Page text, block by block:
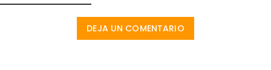
DEJA UN COMENTARIO